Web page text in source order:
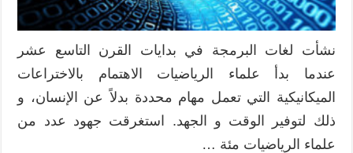
نشأت لغات البرمجة في بدايات القرن التاسع عشر
عندما بدأ علماء الرياضيات الاهتمام بالاختراعات
الميكانيكية التي تعمل مهام محددة بدلاً عن الإنسان، و
ذلك لتوفير الوقت و الجهد. استغرقت جهود عدد من
علماء الرياضيات مئة …